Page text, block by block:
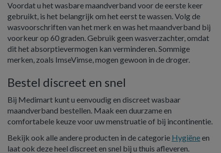
Voordat u het wasbare maandverband voor de eerste keer
gebruikt, is het belangrijk om het eerst te wassen. Volg de
wasvoorschriften van het merk en was het maandverband bij
voorkeur op 60 graden. Gebruik geen wasverzachter, omdat
dit het absorptievermogen kan verminderen. Sommige
merken, zoals ImseVimse, mogen gewoon in de droger.
Bestel discreet en snel
Bij Medimart kunt u eenvoudig en discreet wasbaar
maandverband bestellen. Maak een duurzame en
comfortabele keuze voor uw menstruatie of bij incontinentie.
Bekijk ook alle andere producten in de categorie Hygiëneen
laat ook deze heel discreet en snel bij u thuis afleveren.